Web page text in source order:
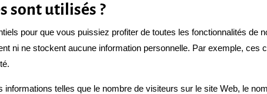
sont utilisés ?
pour que vous puissiez profiter de toutes les fonctionnalités
ni ne stockent aucune information personnelle. Par exemple,
telles que le nombre de visiteurs sur le site Web, le